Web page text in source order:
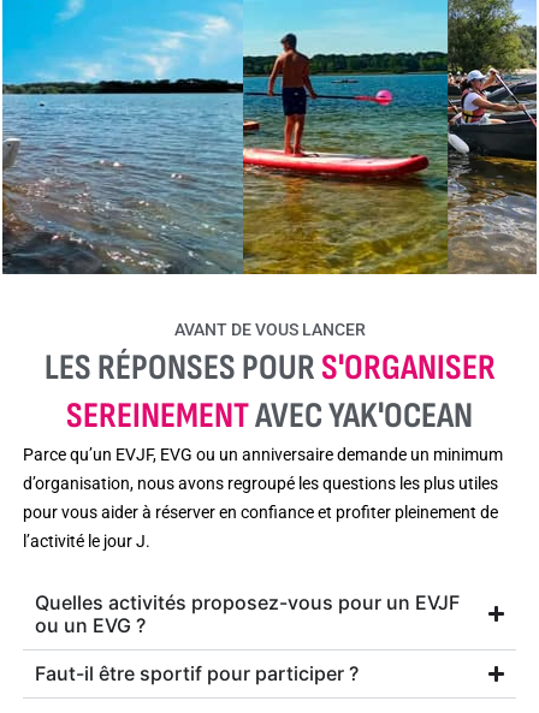
AVANT DE VOUS LANCER
LES RÉPONSES POURS'ORGANISER
SEREINEMENTAVEC YAK'OCEAN
Parce qu’un EVJF, EVG ou un anniversaire demande un minimum
d’organisation, nous avons regroupé les questions les plus utiles
pour vous aider à réserver en confiance et profiter pleinement de
l’activité le jour J.
Quelles activités proposez-vous pour un EVJF
ou un EVG ?
Faut-il être sportif pour participer ?